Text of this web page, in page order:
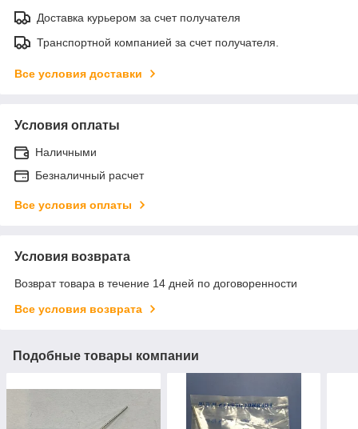
Доставка курьером за счет получателя
Транспортной компанией за счет получателя.
Все условия доставки
Условия оплаты
Наличными
Безналичный расчет
Все условия оплаты
Условия возврата
Возврат товара в течение 14 дней по договоренности
Все условия возврата
Подобные товары компании